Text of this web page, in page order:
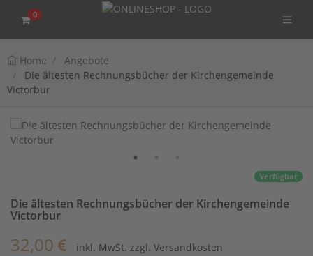
0
Home
Angebote
Die ältesten Rechnungsbücher der Kirchengemeinde
Victorbur
Verfügbar
Die ältesten Rechnungsbücher der Kirchengemeinde
Victorbur
32,00 inkl. MwSt. zzgl. Versandkosten